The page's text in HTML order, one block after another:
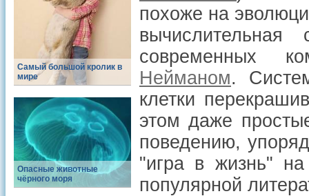
Самый большой кролик в
мире
Опасные животные
чёрного моря
похоже на
современных
Нейманом.
клетки
этом даже
поведению,
"игра в жизнь"
популярной